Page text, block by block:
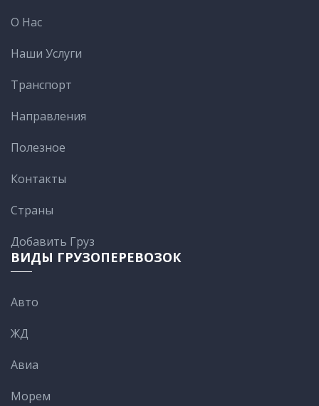
О Нас
Наши Услуги
Транспорт
Направления
Полезное
Контакты
Cтраны
Добавить Груз
ВИДЫ ГРУЗОПЕРЕВОЗОК
Авто
ЖД
Авиа
Морем